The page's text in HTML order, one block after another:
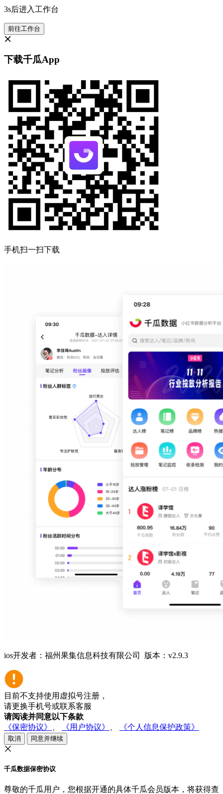
3s后进入工作台
前往工作台
下载千瓜App
手机扫一扫下载
ios开发者：福州果集信息科技有限公司 版本：v2.9.3
目前不支持使用虚拟号注册，
请更换手机号或联系客服
请阅读并同意以下条款
《保密协议》
《用户协议》 《个人信息保护政策》
取消 同意并继续
千瓜数据保密协议
尊敬的千瓜用户，您根据开通的具体千瓜会员版本，将获得查